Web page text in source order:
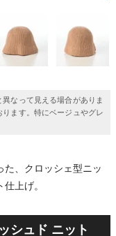
なって見える場合がありま
ます。特にベージュやグレ
、クロッシェ型ニッ
上げ。
シュド ニット